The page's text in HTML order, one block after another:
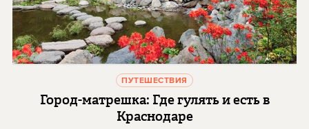
ПУТЕШЕСТВИЯ
Город-матрешка: Где гулять и есть в
Краснодаре